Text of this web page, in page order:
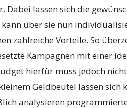
lassen sich die
über sie nun
zahlreiche Vorteile. So
Kampagnen mit einer
hierfür muss jedoch
Geldbeutel lassen sich
analysieren